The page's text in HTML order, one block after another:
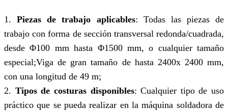
1.Piezas de trabajo aplicables: Todas las piezas de
trabajo con forma de sección transversal redonda/cuadrada,
desde Φ100 mm hasta Φ1500 mm, o cualquier tamaño
especial;Viga de gran tamaño de hasta 2400x 2400 mm,
con una longitud de 49 m;
2. Tipos de costuras disponibles: Cualquier tipo de uso
práctico que se pueda realizar en la máquina soldadora de